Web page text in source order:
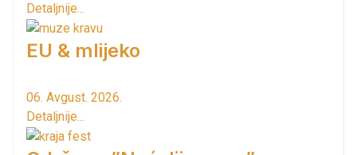
Detaljnije...
EU & mlijeko
06. Avgust. 2026.
Detaljnije...